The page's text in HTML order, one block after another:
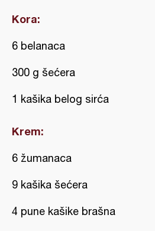
Kora:
6 belanaca
300 g šećera
1 kašika belog sirća
Krem:
6 žumanaca
9 kašika šećera
4 pune kašike brašna